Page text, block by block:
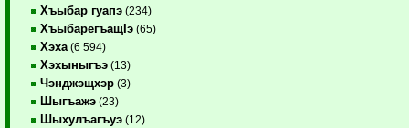
Хъыбар гуапэ (234)
ХъыбарегъащIэ (65)
Хэха (6 594)
Хэхыныгъэ (13)
Чэнджэщхэр (3)
Шыгъажэ (23)
Шыхулъагъуэ (12)